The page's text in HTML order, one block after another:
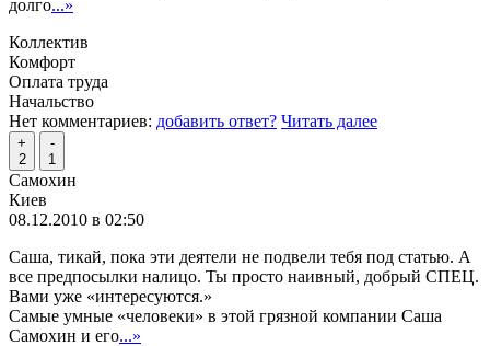
долго...»
Коллектив
Комфорт
Оплата труда
Начальство
Нет комментариев: добавить ответ? Читать далее
+
2
-
1
Самохин
Киев
08.12.2010 в 02:50
Саша, тикай, пока эти деятели не подвели тебя под статью. А
все предпосылки налицо. Ты просто наивный, добрый СПЕЦ.
Вами уже «интересуются.»
Самые умные «человеки» в этой грязной компании Саша
Самохин и его...»